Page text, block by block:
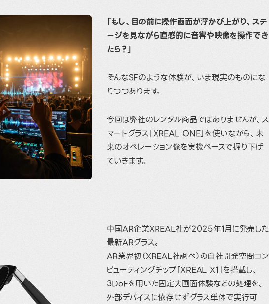
「もし、目の前に操作画面が浮かび上がり、ステ
ージを見ながら直感的に音響や映像を操作でき
たら？」
そんなSFのような体験が、いま現実のものにな
りつつあります。
今回は弊社のレンタル商品ではありませんが、ス
マートグラス「XREAL ONE」を使いながら、未
来のオペレーション像を実機ベースで掘り下げ
ていきます。
中国AR企業XREAL社が2025年1月に発売した
最新ARグラス。
AR業界初（XREAL社調べ）の自社開発空間コン
ピューティングチップ「XREAL X1」を搭載し、
3DoFを用いた固定大画面体験などの処理を、
外部デバイスに依存せずグラス単体で実行可